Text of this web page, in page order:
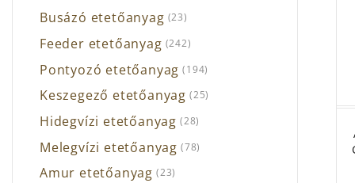
Busázó etetőanyag (23)
Feeder etetőanyag (242)
Pontyozó etetőanyag (194)
Keszegező etetőanyag (25)
Hidegvízi etetőanyag (28)
Melegvízi etetőanyag (78)
Amur etetőanyag (23)